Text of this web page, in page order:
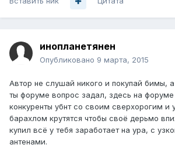
инопланетянен
Опубликовано 9 марта, 2015
Автор не слушай никого и покупай бимы,
ты форуме вопрос задал, здесь на
конкуренты убнт со своим сверхорогим и
барахлом крутятся чтобы своё дерьмо
купил всё у тебя заработает на ура, с
антенами.